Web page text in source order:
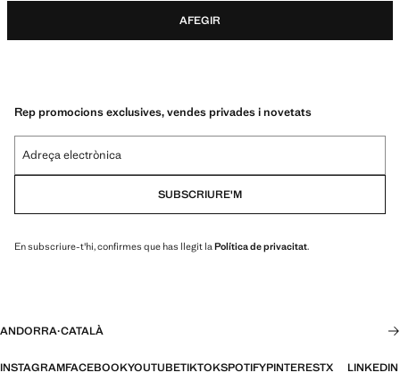
AFEGIR
Rep promocions exclusives, vendes privades i novetats
Adreça electrònica
SUBSCRIURE'M
En subscriure-t'hi, confirmes que has llegit la Política de privacitat.
ANDORRA·CATALÀ
INSTAGRAMFACEBOOKYOUTUBETIKTOKSPOTIFYPINTERESTX LINKEDIN